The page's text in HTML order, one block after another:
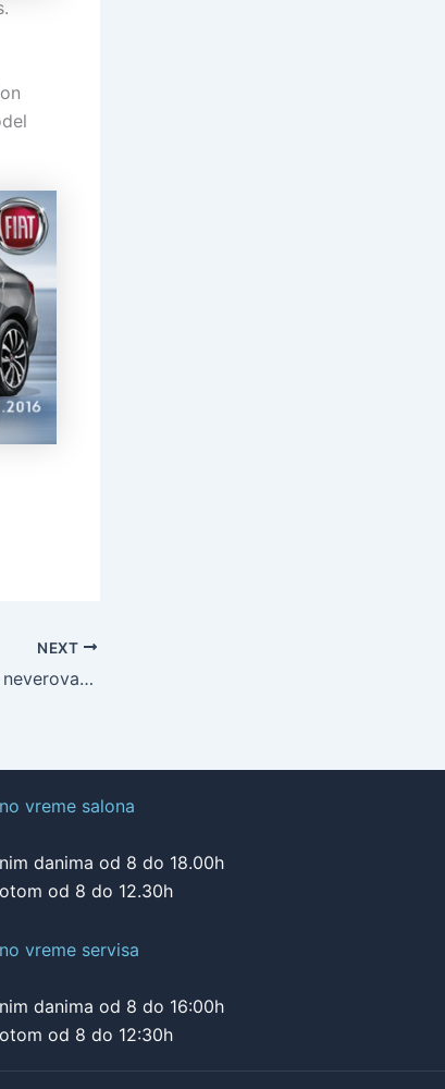
NEXT
FIAT500X & CASA 500 neverovatno putovanje kroz Italiju
vreme salona
danima od 8 do 18.00h
od 8 do 12.30h
vreme servisa
danima od 8 do 16:00h
od 8 do 12:30h